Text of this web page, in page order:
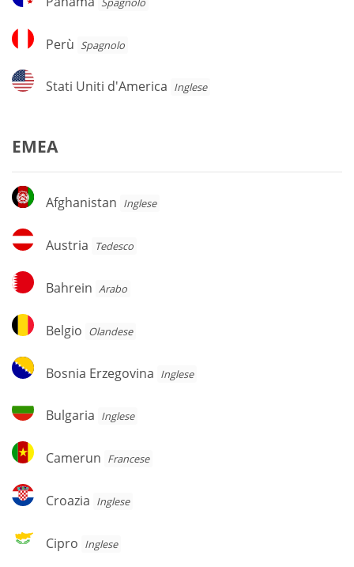
Perù
Perù Spagnolo
Stati
Uniti
Stati Uniti d'America Inglese
EMEA
Afghanistan
Afghanistan Inglese
Austria
Austria Tedesco
Bahrein
Bahrein Arabo
Belgio
Belgio Olandese
Bosnia
Erzegovina
Bosnia Erzegovina Inglese
Bulgaria
Bulgaria Inglese
Camerun
Camerun Francese
Croazia
Croazia Inglese
Cipro
Cipro Inglese